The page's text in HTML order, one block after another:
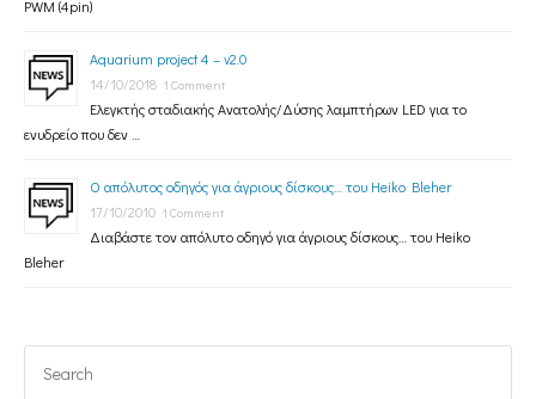
PWM (4pin)
Aquarium project 4 – v2.0
14/10/2018 1 Comment
Ελεγκτής σταδιακής Ανατολής/Δύσης λαμπτήρων LED για το
ενυδρείο που δεν …
Ο απόλυτος οδηγός για άγριους δίσκους… του Heiko Bleher
17/10/2010 1 Comment
Διαβάστε τον απόλυτο οδηγό για άγριους δίσκους… του Heiko
Bleher